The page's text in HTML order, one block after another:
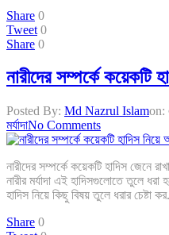
Share 0
Tweet 0
Share 0
নারীদের সম্পর্কে
Posted By: Md Nazrul Islamon:
মর্যাদাNo Comments
নারীদের সম্পর্কে কয়েকটি হাদিস
নারীর মর্যাদা এই হাদিসগুলোতে তুলে
হাদিস নিয়ে কিছু বিষয় তুলে ধরার চেষ্টা
Share 0